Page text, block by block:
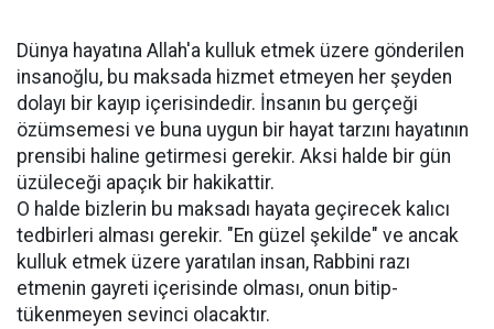
Dünya hayatına Allah'a kulluk etmek üzere gönderilen
insanoğlu, bu maksada hizmet etmeyen her şeyden
dolayı bir kayıp içerisindedir. İnsanın bu gerçeği
özümsemesi ve buna uygun bir hayat tarzını hayatının
prensibi haline getirmesi gerekir. Aksi halde bir gün
üzüleceği apaçık bir hakikattir.
O halde bizlerin bu maksadı hayata geçirecek kalıcı
tedbirleri alması gerekir. "En güzel şekilde" ve ancak
kulluk etmek üzere yaratılan insan, Rabbini razı
etmenin gayreti içerisinde olması, onun bitip-
tükenmeyen sevinci olacaktır.